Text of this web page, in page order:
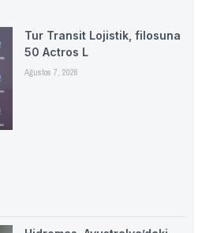
Tur Transit Lojistik, filosuna
50 Actros L
Ağustos 7, 2026